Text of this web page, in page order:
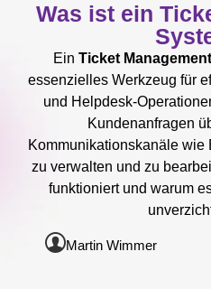
Was ist ein
Ein Ticket
essenzielles Werkzeug für
und Helpdesk-
Kundenanfragen
Kommunikationskanäle wie
zu verwalten und zu
funktioniert und warum
Martin Wimmer